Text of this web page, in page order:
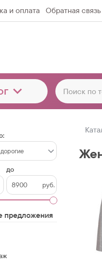
и оплата Обратная связь
до
руб.
предложения